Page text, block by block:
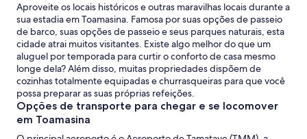
Aproveite os locais históricos e outras maravilhas locais durante a
sua estadia em Toamasina. Famosa por suas opções de passeio
de barco, suas opções de passeio e seus parques naturais, esta
cidade atrai muitos visitantes. Existe algo melhor do que um
aluguel por temporada para curtir o conforto de casa mesmo
longe dela? Além disso, muitas propriedades dispõem de
cozinhas totalmente equipadas e churrasqueiras para que você
possa preparar as suas próprias refeições.
Opções de transporte para chegar e se locomover
em Toamasina